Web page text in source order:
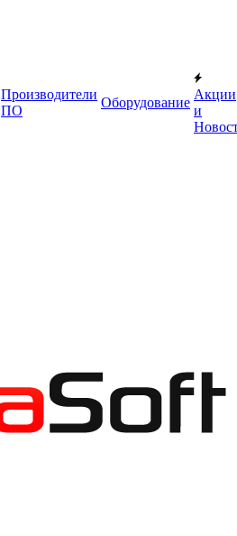
Производители
ПО
Оборудование
Акции
и